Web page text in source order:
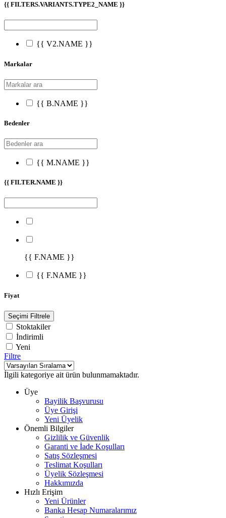
{{ FILTERS.VARIANTS.TYPE2_NAME }}
{{ V2.NAME }}
Markalar
{{ B.NAME }}
Bedenler
{{ M.NAME }}
{{ FILTER.NAME }}
{{ F.NAME }}
{{ F.NAME }}
Fiyat
Seçimi Filtrele
Stoktakiler
İndirimli
Yeni
Filtre
İlgili kategoriye ait ürün bulunmamaktadır.
Üye
Bayilik Başvurusu
Üye Girişi
Yeni Üyelik
Önemli Bilgiler
Gizlilik ve Güvenlik
Garanti ve İade Koşulları
Satış Sözleşmesi
Teslimat Koşulları
Üyelik Sözleşmesi
Hakkımızda
Hızlı Erişim
Yeni Ürünler
Banka Hesap Numaralarımız